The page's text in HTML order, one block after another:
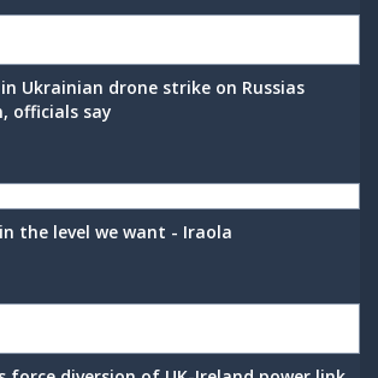
Ukrainian drone strike on Russias
officials say
the level we want - Iraola